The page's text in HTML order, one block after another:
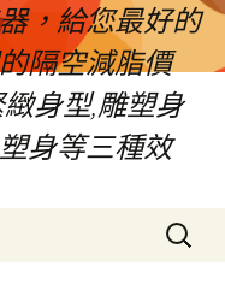
，給您最好的
隔空減脂價
身型,雕塑身
身等三種效
搜
尋